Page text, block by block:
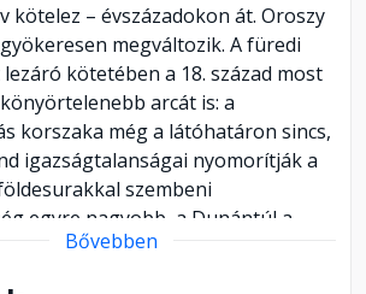
kötelez – évszázadokon át. Oroszy
megváltozik. A füredi
kötetében a 18. század most
arcát is: a
korszaka még a látóhatáron sincs,
igazságtalanságai nyomorítják a
szembeni
egyre nagyobb, a Dunántúl a
küszöbén áll. A füredi földesúr
Bővebben